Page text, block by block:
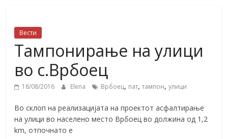
Вести
Тампонирање на улици
во с.Врбоец
18/08/2016 Elena Врбоец, пат,тампон,улици
Во склоп на реализацијата на проектот асфалтирање
на улици во населено место Врбоец во должина од 1,2
km, отпочнато е